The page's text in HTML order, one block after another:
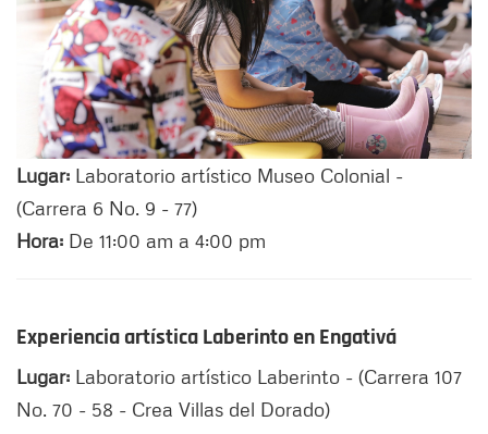
Lugar: Laboratorio artístico Museo Colonial -
(Carrera 6 No. 9 - 77)
Hora: De 11:00 am a 4:00 pm
Experiencia artística Laberinto en Engativá
Lugar: Laboratorio artístico Laberinto - (Carrera 107
No. 70 - 58 - Crea Villas del Dorado)